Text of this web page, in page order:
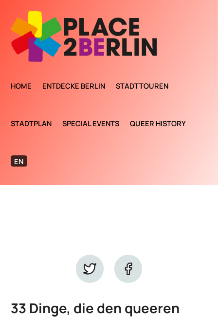
HOME ENTDECKE BERLIN STADTTOUREN
STADTPLAN SPECIAL EVENTS QUEER HISTORY
EN
33 Dinge, die den queeren